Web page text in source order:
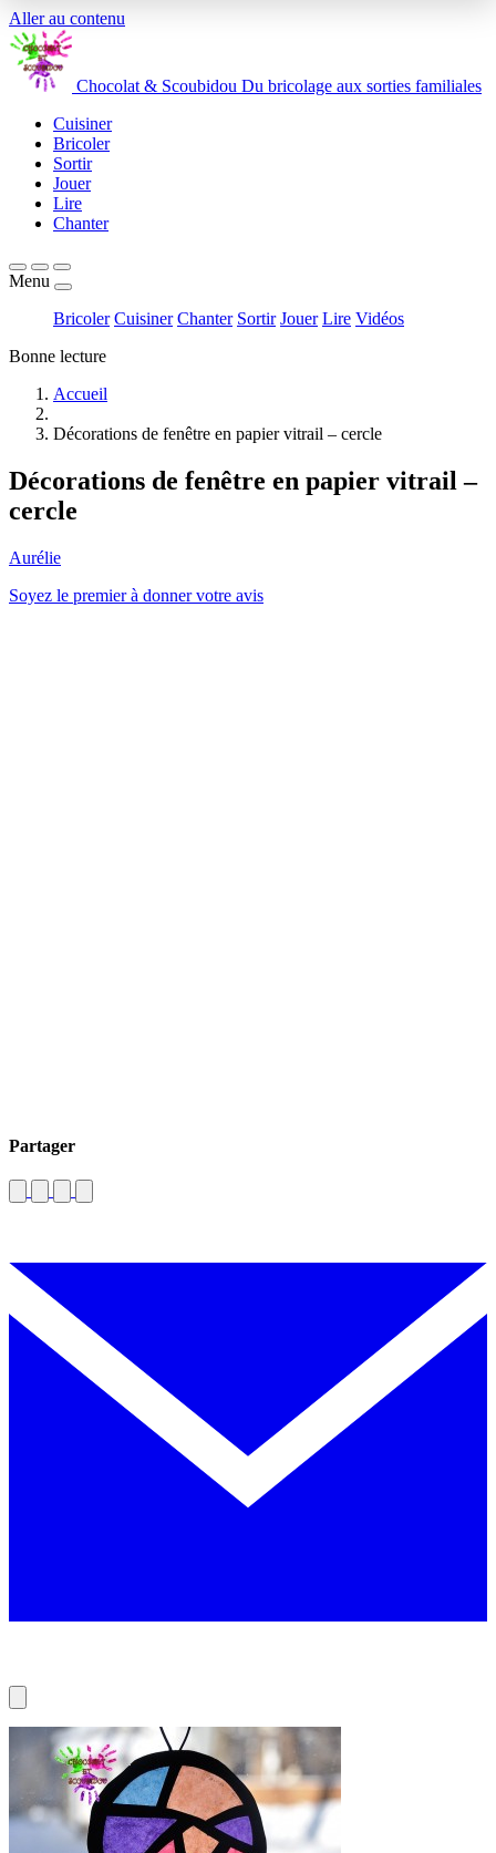
Aller au contenu
Chocolat & Scoubidou Du bricolage aux sorties familiales
Cuisiner
Bricoler
Sortir
Jouer
Lire
Chanter
Menu
Bricoler Cuisiner Chanter Sortir Jouer Lire Vidéos
Bonne lecture
Accueil
Décorations de fenêtre en papier vitrail – cercle
Décorations de fenêtre en papier vitrail –
cercle
Aurélie
Soyez le premier à donner votre avis
Partager